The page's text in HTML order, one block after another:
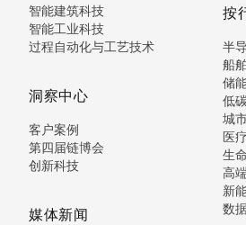
智能建筑科技
智能工业科技
过程自动化与工艺技术
洞察中心
客户案例
第四届链博会
创新科技
媒体新闻
按
半
船
储
低
城
医
生
高
新
数